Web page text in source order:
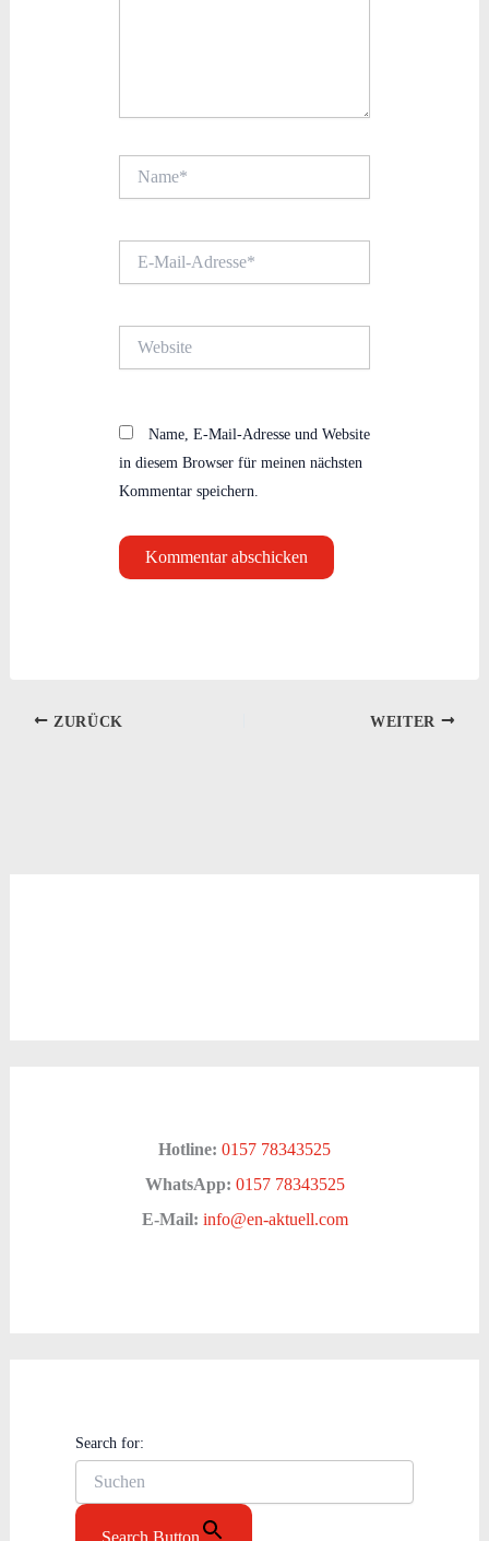
Mail-
Name, E-Mail-Adresse und Website
in diesem Browser für meinen nächsten
Kommentar speichern.
ZURÜCK WEITER
Hotline: 0157 78343525
WhatsApp: 0157 78343525
E-Mail: info@en-aktuell.com
Search for: